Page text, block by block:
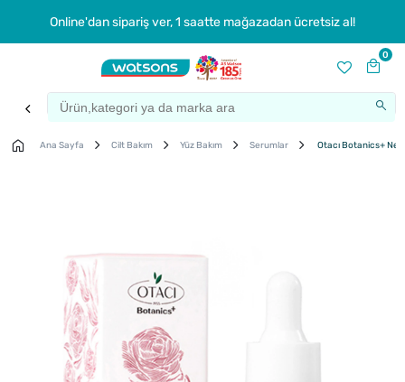
Online'dan sipariş ver, 1 saatte mağazadan ücretsiz al!
0
Ana Sayfa Cilt Bakım Yüz Bakım Serumlar Otacı Botanics+